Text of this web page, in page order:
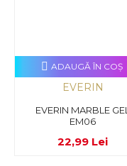
EVERIN
EVERIN MARBLE GEL
EM06
22,99 Lei
ADAUGĂ ÎN COŞ